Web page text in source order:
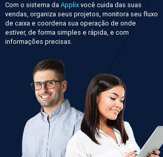
Com o sistema daApplixvocê cuida das suas
vendas, organiza seus projetos, monitora seu fluxo
de caixa e coordena sua operação de onde
estiver, de forma simples e rápida, e com
informações precisas.